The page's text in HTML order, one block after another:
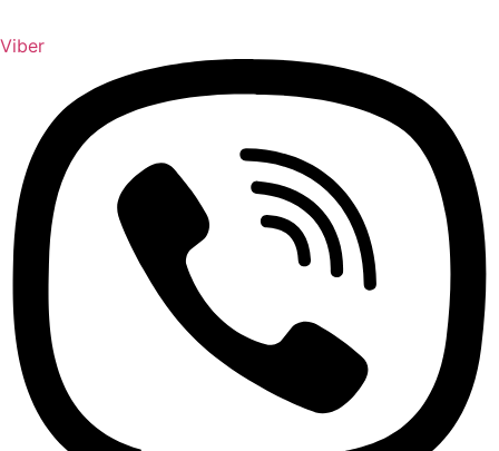
Viber